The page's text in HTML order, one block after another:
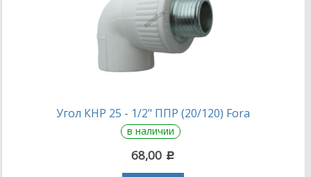
Угол КНР 25 - 1/2" ППР (20/120) Fora
в наличии
68,00 c